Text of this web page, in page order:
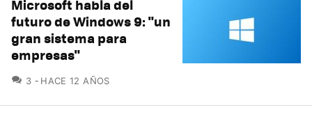
Microsoft habla del
futuro de Windows 9: "un
gran sistema para
empresas"
3 COMENTARIOS
HACE 12 AÑOS